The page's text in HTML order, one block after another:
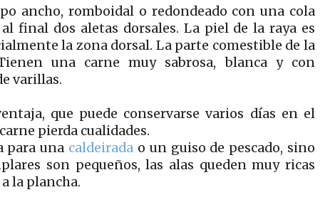
ancho, romboidal o redondeado con una cola
final dos aletas dorsales. La piel de la raya es
la zona dorsal. La parte comestible de la
una carne muy sabrosa, blanca y con
varillas.
que puede conservarse varios días en el
pierda cualidades.
para una caldeirada o un guiso de pescado, sino
son pequeños, las alas queden muy ricas
la plancha.